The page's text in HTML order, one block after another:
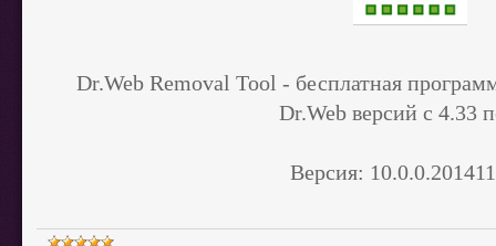
Dr.Web Removal Tool - бесплатная
Dr.Web версий с 4.33
Версия: